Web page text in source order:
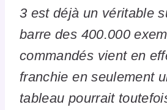
3 est déjà un véritable
barre des 400.000
commandés vient en
franchie en seulement
tableau pourrait